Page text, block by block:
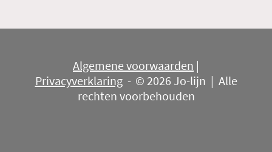
Algemene voorwaarden |
Privacyverklaring- © 2026 Jo-lijn | Alle
rechten voorbehouden